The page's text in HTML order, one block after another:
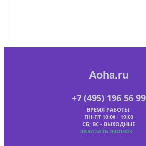
Aoha.ru
+7 (495) 196 56 99
ВРЕМЯ РАБОТЫ:
ПН-ПТ 10:00 - 19:00
СБ; ВС - ВЫХОДНЫЕ
ЗАКАЗАТЬ ЗВОНОК